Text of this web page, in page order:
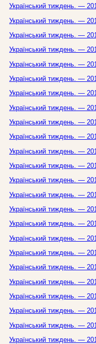
Український тиждень. —
Український тиждень. —
Український тиждень. —
Український тиждень. —
Український тиждень. —
Український тиждень. —
Український тиждень. —
Український тиждень. —
Український тиждень. —
Український тиждень. —
Український тиждень. —
Український тиждень. —
Український тиждень. —
Український тиждень. —
Український тиждень. —
Український тиждень. —
Український тиждень. —
Український тиждень. —
Український тиждень. —
Український тиждень. —
Український тиждень. —
Український тиждень. —
Український тиждень. —
Український тиждень. —